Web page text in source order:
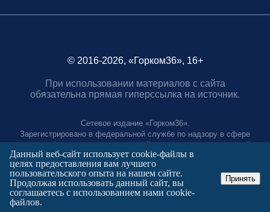
© 2016-2026, «Горком36», 16+
При использовании материалов с сайта
обязательна прямая гиперссылка на источник.
Сетевое издание «Горком36».
Зарегистрировано в федеральной службе по надзору в сфере
связи, информационных технологий и массовых коммуникаций.
Регистрационный номер ЭЛ № ФС77-88966 от 21 января 2025 г.
Учредитель: Муниципальное автономное учреждение "Агентство
городских коммуникаций"
Главный редактор:
Данный веб-сайт использует cookie-файлы в
целях предоставления вам лучшего
пользовательского опыта на нашем сайте.
Продолжая использовать данный сайт, вы
соглашаетесь с использованием нами cookie-
файлов.
Принять